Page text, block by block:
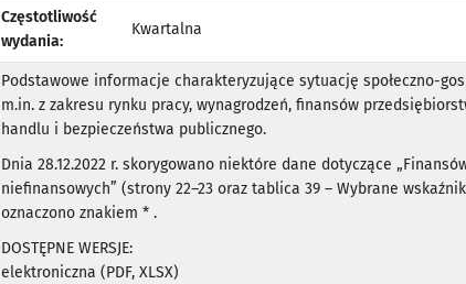
Częstotliwość
wydania:
Kwartalna
Podstawowe informacje charakteryzujące sytuację społeczno-
m.in. z zakresu rynku pracy, wynagrodzeń, finansów
handlu i bezpieczeństwa publicznego.
Dnia 28.12.2022 r. skorygowano niektóre dane dotyczące
niefinansowych” (strony 22–23 oraz tablica 39 – Wybrane
oznaczono znakiem * .
DOSTĘPNE WERSJE:
elektroniczna (PDF, XLSX)